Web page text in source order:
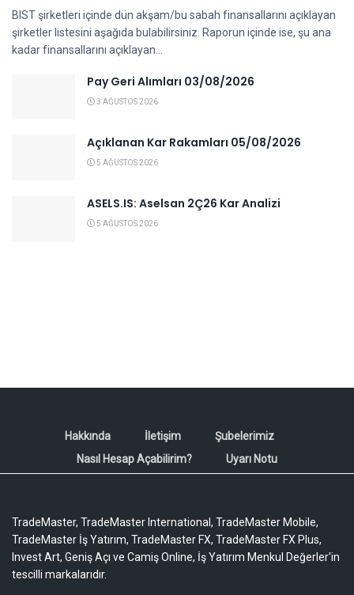
BIST şirketleri içinde dün akşam/bu sabah finansallarını açıklayan
şirketler listesini aşağıda bulabilirsiniz. Raporun içinde ise, şu ana
kadar finansallarını açıklayan...
Pay Geri Alımları 03/08/2026
3 AĞUSTOS 2026
Açıklanan Kar Rakamları 05/08/2026
5 AĞUSTOS 2026
ASELS.IS: Aselsan 2Ç26 Kar Analizi
5 AĞUSTOS 2026
Hakkında İletişim
Şubelerimiz
Nasıl Hesap Açabilirim?
Uyarı Notu
TradeMaster, TradeMaster International, TradeMaster Mobile,
TradeMaster İş Yatırım, TradeMaster FX, TradeMaster FX Plus,
Invest Art, Geniş Açı ve Camiş Online, İş Yatırım Menkul Değerler'in
tescilli markalarıdır.